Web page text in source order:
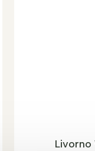
Livorno